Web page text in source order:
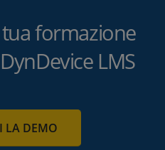
formazione
LMS
LA DEMO